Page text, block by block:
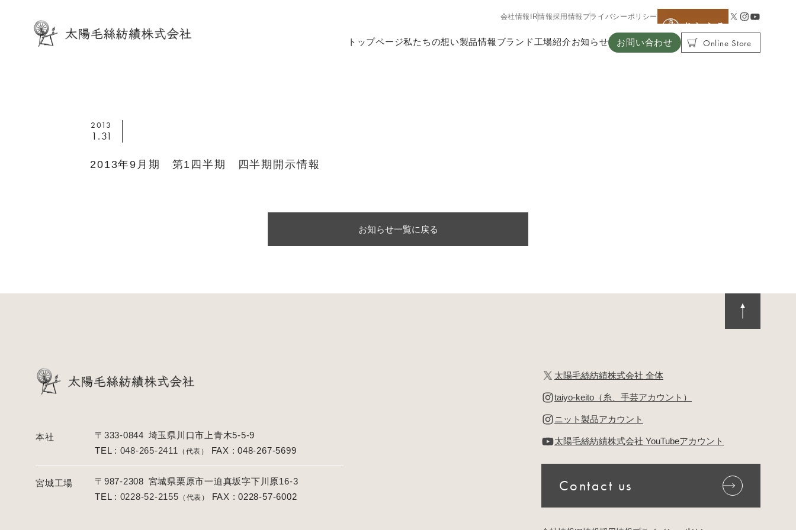
トップページ私たちの想い製品情報ブランド 工場紹介お知らせ お問い合わせ Online Store
会社情報 IR情報採用情報 プライバシーポリシー
2013
1.31
2013年9月期 第1四半期 四半期開示情報
お知らせ一覧に戻る
本社 〒333-0844 埼玉県川口市上青木5-5-9
TEL : 048-265-2411 （代表） FAX : 048-267-5699
宮城工場 〒987-2308 宮城県栗原市一迫真坂字下川原16-3
TEL : 0228-52-2155 （代表） FAX : 0228-57-6002
太陽毛絲紡績株式会社 全体
taiyo-keito（糸、手芸アカウント）
ニット製品アカウント
太陽毛絲紡績株式会社 YouTubeアカウント
Contact us